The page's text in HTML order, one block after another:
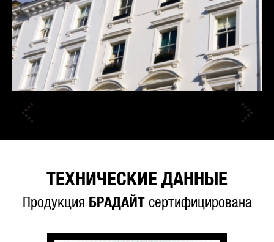
ТЕХНИЧЕСКИЕ ДАННЫЕ
Продукция БРАДАЙТсертифицирована